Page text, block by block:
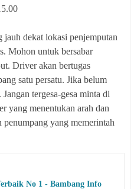
jauh dekat lokasi penjemputan
Mohon untuk bersabar
Driver akan bertugas
satu persatu. Jika belum
tergesa-gesa minta di
yang menentukan arah dan
yang memerintah
No 1 - Bambang Info